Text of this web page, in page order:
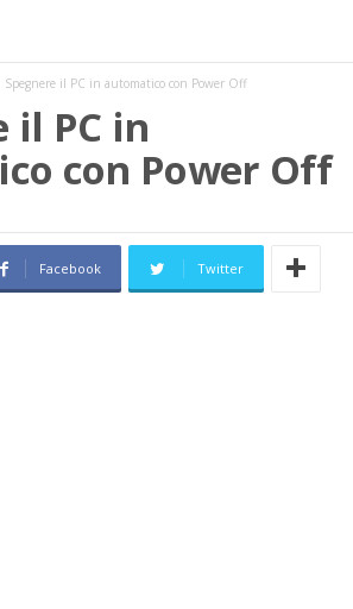
Spegnere il PC in automatico con Power Off
il PC in
con Power Off
Facebook Twitter